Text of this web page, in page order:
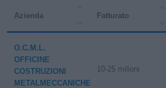
Azienda Fatturato
O.C.M.L.
OFFICINE
COSTRUZIONI
METALMECCANICHE
10-25 milioni